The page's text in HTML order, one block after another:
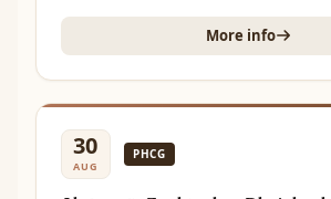
More info
30
AUG
PHCG